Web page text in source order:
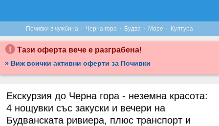
Почивки в чужбина · Черна гора · Будва · Море · Култура
Тази оферта вече е разграбена!
» Виж всички активни оферти за Почивки
Екскурзия до Черна гора - неземна красота:
4 нощувки със закуски и вечери на
Будванската ривиера, плюс транспорт и